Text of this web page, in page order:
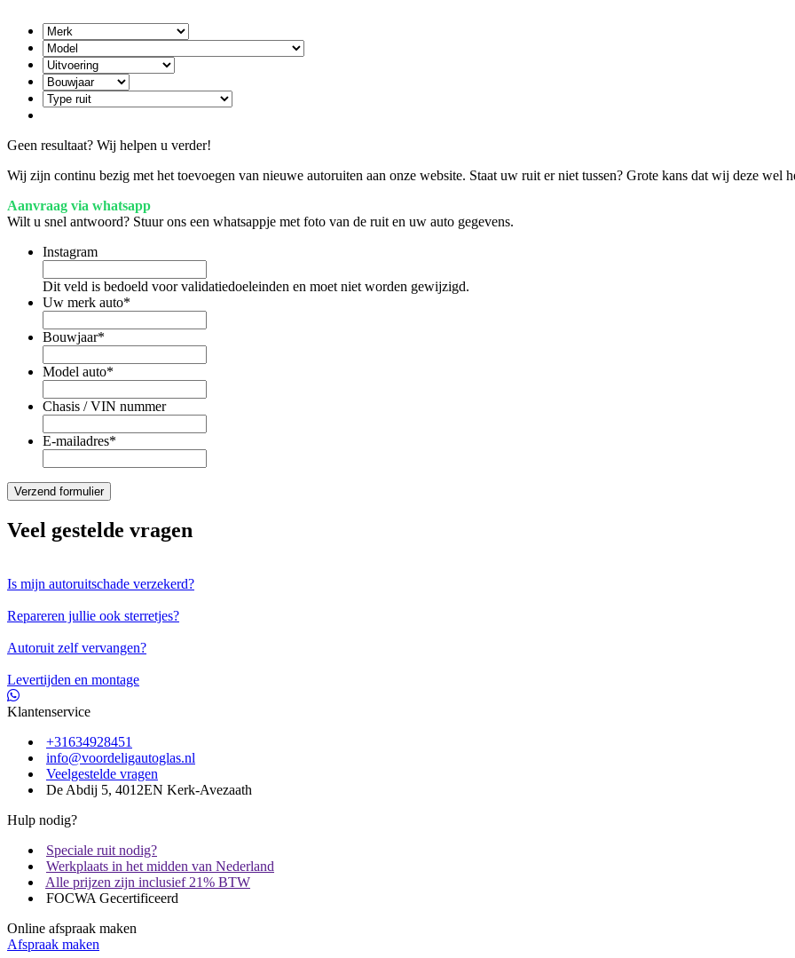
Geen resultaat? Wij helpen u verder!
Wij zijn continu bezig met het toevoegen van nieuwe autoruiten aan onze website. Staat uw ruit er niet tussen? Grote kans dat wij deze
Aanvraag via whatsapp
Wilt u snel antwoord? Stuur ons een whatsappje met foto van de ruit en uw auto gegevens.
Instagram
Dit veld is bedoeld voor validatiedoeleinden en moet niet worden gewijzigd.
Uw merk auto*
Bouwjaar*
Model auto*
Chasis / VIN nummer
E-mailadres*
Veel gestelde vragen
Is mijn autoruitschade verzekerd?
Repareren jullie ook sterretjes?
Autoruit zelf vervangen?
Levertijden en montage
Klantenservice
+31634928451
info@voordeligautoglas.nl
Veelgestelde vragen
De Abdij 5, 4012EN Kerk-Avezaath
Hulp nodig?
Speciale ruit nodig?
Werkplaats in het midden van Nederland
Alle prijzen zijn inclusief 21% BTW
FOCWA Gecertificeerd
Online afspraak maken
Afspraak maken